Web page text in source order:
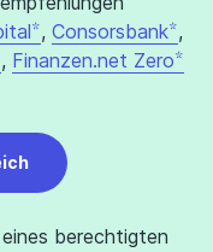
, Consorsbank ,
, Finanzen.net Zero
berechtigten